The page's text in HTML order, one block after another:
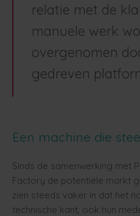
relatie met de
manuele werk
overgenomen
gedreven
Een machine die
Sinds de samenwerking met
Factory de potentiële markt
zien steeds vaker in dat het
technische kant, ook hun